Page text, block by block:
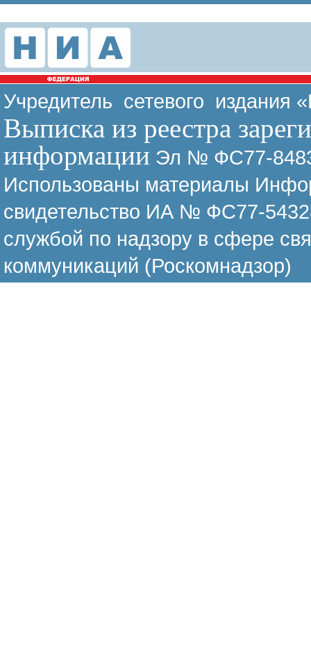
Учредитель сетевого издания
Выписка из реестра
информации Эл № ФС77-
Использованы материалы
свидетельство ИА № ФС77-
службой по надзору в сфере
коммуникаций (Роскомнадзор)